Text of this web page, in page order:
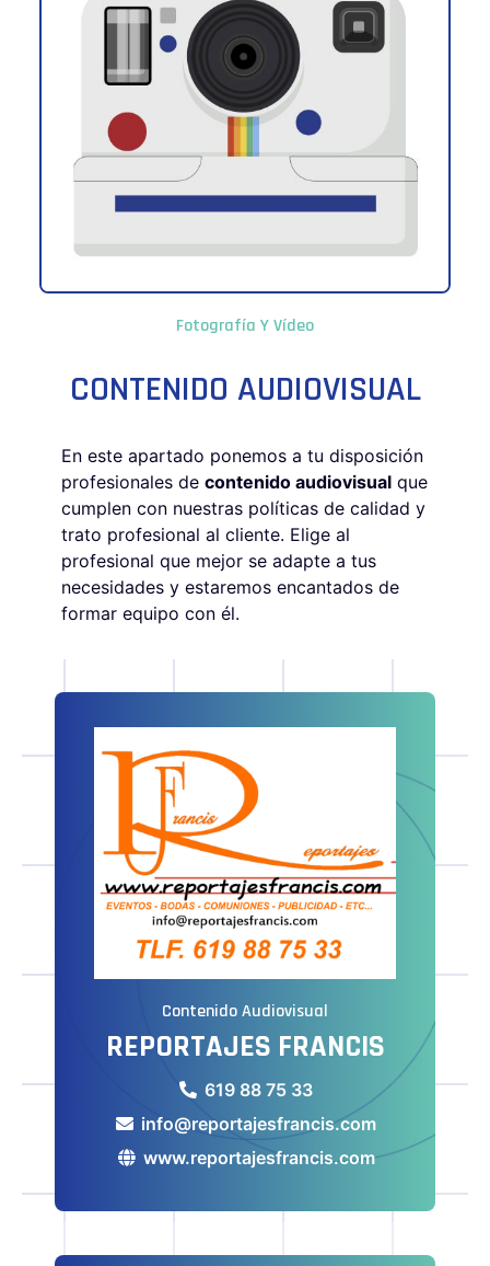
Fotografía Y Vídeo
CONTENIDO AUDIOVISUAL
En este apartado ponemos a tu disposición
profesionales de contenido audiovisual que
cumplen con nuestras políticas de calidad y
trato profesional al cliente. Elige al
profesional que mejor se adapte a tus
necesidades y estaremos encantados de
formar equipo con él.
Contenido Audiovisual
REPORTAJES FRANCIS
619 88 75 33
info@reportajesfrancis.com
www.reportajesfrancis.com